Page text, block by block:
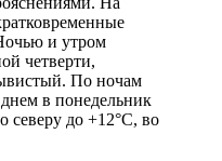
и утром
четверти,
По ночам
в понедельник
северу до +12°C, во